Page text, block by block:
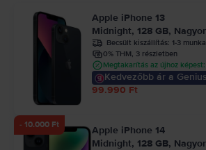
Apple iPhone 13
Midnight, 128 GB,
Becsült kiszállítás: 1-3
0% THM, 3 részletben
Megtakarítás az újhoz
Kedvezőbb ár a
99.990 Ft
- 10.000 Ft
Apple iPhone 14
Midnight, 128 GB,